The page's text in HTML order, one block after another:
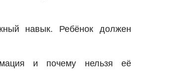
навык. Ребёнок должен
и почему нельзя её